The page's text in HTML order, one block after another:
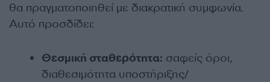
θα πραγματοποιηθεί με διακρατική συμφωνία.
Αυτό προσδίδει:
Θεσμική σταθερότητα: σαφείς όροι,
διαθεσιμότητα υποστήριξης/